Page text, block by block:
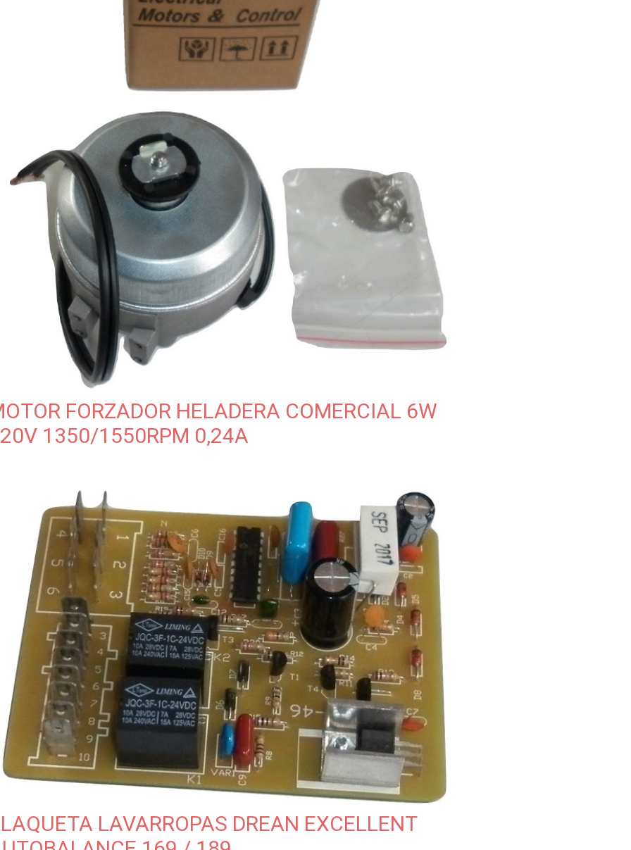
FORZADOR HELADERA COMERCIAL 6W
1350/1550RPM 0,24A
LAVARROPAS DREAN EXCELLENT